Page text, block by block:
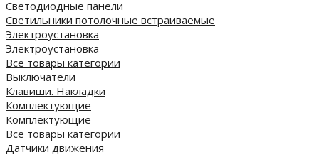
Светодиодные панели
Cветильники потолочные встраиваемые
Электроустановка
Электроустановка
Все товары категории
Выключатели
Клавиши. Накладки
Комплектующие
Комплектующие
Все товары категории
Датчики движения